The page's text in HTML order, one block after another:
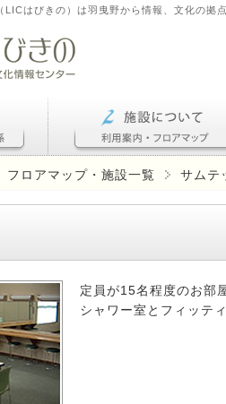
LICはびきの）は羽曳野から情報、文化の拠
フロアマップ・施設一覧 サムテ
定員が15名程度のお部
シャワー室とフィッテ